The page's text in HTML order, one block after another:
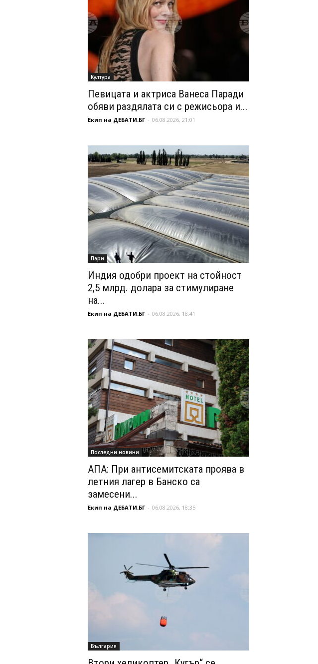
Култура
Певицата и актриса Ванеса Паради
обяви раздялата си с режисьора и...
Екип на ДЕБАТИ.БГ - 06.08.2026, 21:01
Пари
Индия одобри проект на стойност
2,5 млрд. долара за стимулиране
на...
Екип на ДЕБАТИ.БГ - 06.08.2026, 18:41
Последни новини
АПА: При антисемитската проява в
летния лагер в Банско са
замесени...
Екип на ДЕБАТИ.БГ - 06.08.2026, 18:35
България